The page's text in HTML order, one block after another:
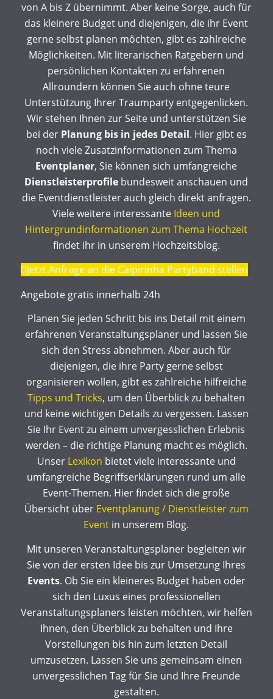
von A bis Z übernimmt. Aber keine Sorge, auch für
das kleinere Budget und diejenigen, die ihr Event
gerne selbst planen möchten, gibt es zahlreiche
Möglichkeiten. Mit literarischen Ratgebern und
persönlichen Kontakten zu erfahrenen
Allroundern können Sie auch ohne teure
Unterstützung Ihrer Traumparty entgegenlicken.
Wir stehen Ihnen zur Seite und unterstützen Sie
bei der Planung bis in jedes Detail. Hier gibt es
noch viele Zusatzinformationen zum Thema
Eventplaner, Sie können sich umfangreiche
Dienstleisterprofile bundesweit anschauen und
die Eventdienstleister auch gleich direkt anfragen.
Viele weitere interessante Ideen und
Hintergrundinformationen zum Thema Hochzeit
findet ihr in unserem Hochzeitsblog.
Jetzt Anfrage an die Caipirinha Partyband stellen
Angebote gratis innerhalb 24h
Planen Sie jeden Schritt bis ins Detail mit einem
erfahrenen Veranstaltungsplaner und lassen Sie
sich den Stress abnehmen. Aber auch für
diejenigen, die ihre Party gerne selbst
organisieren wollen, gibt es zahlreiche hilfreiche
Tipps und Tricks, um den Überblick zu behalten
und keine wichtigen Details zu vergessen. Lassen
Sie Ihr Event zu einem unvergesslichen Erlebnis
werden – die richtige Planung macht es möglich.
Unser Lexikon bietet viele interessante und
umfangreiche Begriffserklärungen rund um alle
Event-Themen. Hier findet sich die große
Übersicht über Eventplanung / Dienstleister zum
Event in unserem Blog.
Mit unseren Veranstaltungsplaner begleiten wir
Sie von der ersten Idee bis zur Umsetzung Ihres
Events. Ob Sie ein kleineres Budget haben oder
sich den Luxus eines professionellen
Veranstaltungsplaners leisten möchten, wir helfen
Ihnen, den Überblick zu behalten und Ihre
Vorstellungen bis hin zum letzten Detail
umzusetzen. Lassen Sie uns gemeinsam einen
unvergesslichen Tag für Sie und Ihre Freunde
gestalten.